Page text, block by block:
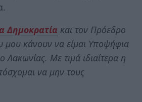
Δημοκρατία και τον Πρόεδρο
μου κάνουν να είμαι Υποψήφια
Με τιμά ιδιαίτερα η
να μην τους